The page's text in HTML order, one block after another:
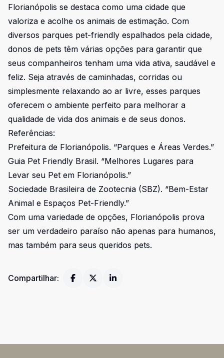
Florianópolis se destaca como uma cidade que
valoriza e acolhe os animais de estimação. Com
diversos parques pet-friendly espalhados pela cidade,
donos de pets têm várias opções para garantir que
seus companheiros tenham uma vida ativa, saudável e
feliz. Seja através de caminhadas, corridas ou
simplesmente relaxando ao ar livre, esses parques
oferecem o ambiente perfeito para melhorar a
qualidade de vida dos animais e de seus donos.
Referências:
Prefeitura de Florianópolis. “Parques e Áreas Verdes.”
Guia Pet Friendly Brasil. “Melhores Lugares para
Levar seu Pet em Florianópolis.”
Sociedade Brasileira de Zootecnia (SBZ). “Bem-Estar
Animal e Espaços Pet-Friendly.”
Com uma variedade de opções, Florianópolis prova
ser um verdadeiro paraíso não apenas para humanos,
mas também para seus queridos pets.
Compartilhar: